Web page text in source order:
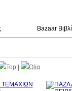
Bazaar
Top Όλα